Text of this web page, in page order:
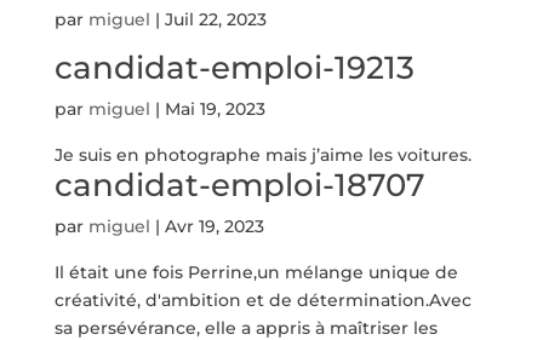
par miguel | Juil 22, 2023
candidat-emploi-19213
par miguel | Mai 19, 2023
Je suis en photographe mais j’aime les voitures.
candidat-emploi-18707
par miguel | Avr 19, 2023
Il était une fois Perrine,un mélange unique de
créativité, d'ambition et de détermination.Avec
sa persévérance, elle a appris à maîtriser les